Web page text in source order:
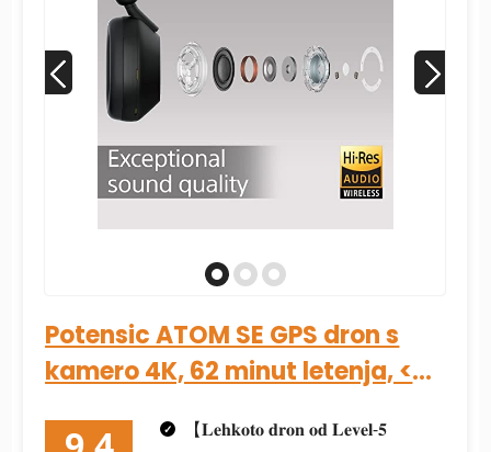
Potensic ATOM SE GPS dron s
kamero 4K, 62 minut letenja, <
【𝐋𝐞𝐡𝐤𝐨𝐭𝐨 𝐝𝐫𝐨𝐧 𝐨𝐝 𝐋𝐞𝐯𝐞𝐥-𝟓